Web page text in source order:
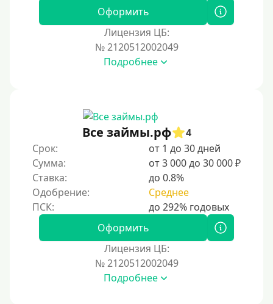
С возможностью частичного погашения
Надежные
Без обмана
Без предоплат
Без электронной почты
С автоматическим одобрением
Без номера телефона
Без платных услуг и подписок
Оформить
Лицензия ЦБ:
№ 2120512002049
Подробнее
Все займы.рф
4
Срок:
от 1 до 30 дней
Сумма:
от 3 000 до 30 000 ₽
Ставка:
до 0.8%
Одобрение:
Среднее
Оформить
Лицензия ЦБ:
№ 2120512002049
Подробнее